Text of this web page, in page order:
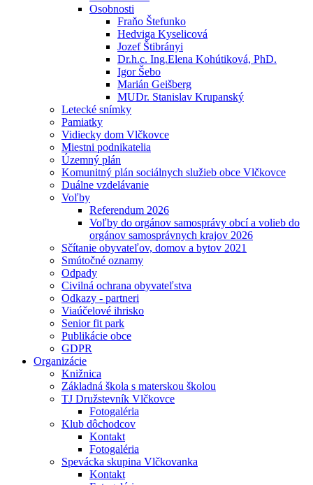
Osobnosti
Fraňo Štefunko
Hedviga Kyselicová
Jozef Štibrányi
Dr.h.c. Ing.Elena Kohútiková, PhD.
Igor Šebo
Marián Geišberg
MUDr. Stanislav Krupanský
Letecké snímky
Pamiatky
Vidiecky dom Vlčkovce
Miestni podnikatelia
Územný plán
Komunitný plán sociálnych služieb obce Vlčkovce
Duálne vzdelávanie
Voľby
Referendum 2026
Voľby do orgánov samosprávy obcí a volieb do
orgánov samosprávnych krajov 2026
Sčítanie obyvateľov, domov a bytov 2021
Smútočné oznamy
Odpady
Civilná ochrana obyvateľstva
Odkazy - partneri
Viaúčelové ihrisko
Senior fit park
Publikácie obce
GDPR
Organizácie
Knižnica
Základná škola s materskou školou
TJ Družstevník Vlčkovce
Fotogaléria
Klub dôchodcov
Kontakt
Fotogaléria
Spevácka skupina Vlčkovanka
Kontakt